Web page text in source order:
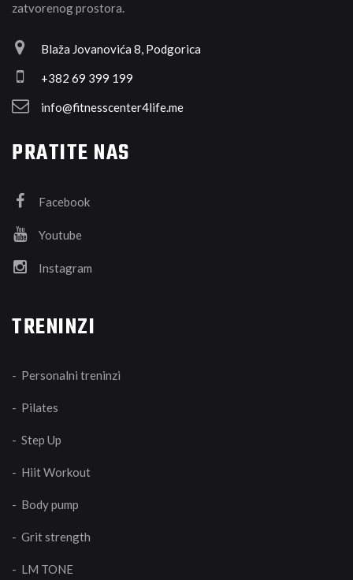
zatvorenog prostora.
Blaža Jovanovića 8, Podgorica
+382 69 399 199
info@fitnesscenter4life.me
PRATITE NAS
Facebook
Youtube
Instagram
TRENINZI
- Personalni treninzi
- Pilates
- Step Up
- Hiit Workout
- Body pump
- Grit strength
- LM TONE